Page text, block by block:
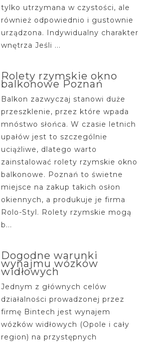
tylko utrzymana w czystości, ale
również odpowiednio i gustownie
urządzona. Indywidualny charakter
wnętrza Jeśli ...
Rolety rzymskie okno
balkonowe Poznań
Balkon zazwyczaj stanowi duże
przeszklenie, przez które wpada
mnóstwo słońca. W czasie letnich
upałów jest to szczególnie
uciążliwe, dlatego warto
zainstalować rolety rzymskie okno
balkonowe. Poznań to świetne
miejsce na zakup takich osłon
okiennych, a produkuje je firma
Rolo-Styl. Rolety rzymskie mogą
b...
Dogodne warunki
wynajmu wózków
widłowych
Jednym z głównych celów
działalności prowadzonej przez
firmę Bintech jest wynajem
wózków widłowych (Opole i cały
region) na przystępnych